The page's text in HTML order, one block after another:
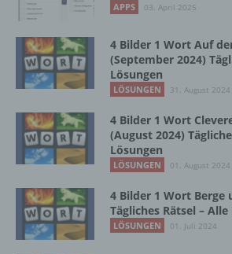
APPS 03. April 2025
4 Bilder 1 Wort Auf
(September 2024)
Lösungen
LÖSUNGEN 31. August 2024
4 Bilder 1 Wort
(August 2024)
Lösungen
LÖSUNGEN 01. August 2024
4 Bilder 1 Wort Berge
Tägliches Rätsel –
LÖSUNGEN 01. Juli 2024
Bereitstellung, den Abgleich
Löschen oder die Vernichtung.
d) Einschränkung der
Einschränkung der
Markierung gespeicherter
personenbezogener Daten
künftige Verarbeitung
e) Profiling